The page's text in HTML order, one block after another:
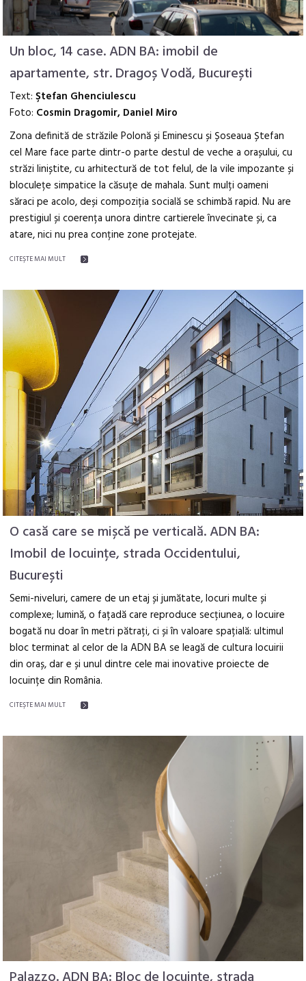
Un bloc, 14 case. ADN BA: imobil de
apartamente, str. Dragoș Vodă, București
Text:Ştefan Ghenciulescu
Foto: Cosmin Dragomir, Daniel Miro
Zona definită de străzile Polonă și Eminescu și Șoseaua Ștefan
cel Mare face parte dintr-o parte destul de veche a orașului, cu
străzi liniștite, cu arhitectură de tot felul, de la vile impozante și
bloculețe simpatice la căsuțe de mahala. Sunt mulți oameni
săraci pe acolo, deși compoziția socială se schimbă rapid. Nu are
prestigiul și coerența unora dintre cartierele învecinate și, ca
atare, nici nu prea conține zone protejate.
CITEŞTE MAI MULT
O casă care se mișcă pe verticală. ADN BA:
Imobil de locuințe, strada Occidentului,
București
Semi-niveluri, camere de un etaj și jumătate, locuri multe și
complexe; lumină, o fațadă care reproduce secțiunea, o locuire
bogată nu doar în metri pătrați, ci și în valoare spațială: ultimul
bloc terminat al celor de la ADN BA se leagă de cultura locuirii
din oraș, dar e și unul dintre cele mai inovative proiecte de
locuințe din România.
CITEŞTE MAI MULT